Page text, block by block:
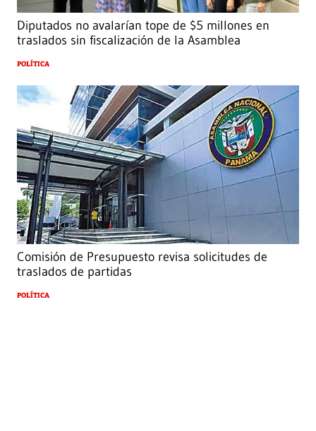
Diputados no avalarían tope de $5 millones en
traslados sin fiscalización de la Asamblea
POLÍTICA
Comisión de Presupuesto revisa solicitudes de
traslados de partidas
POLÍTICA